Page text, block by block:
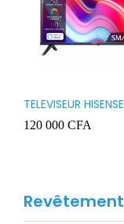
TELEVISEUR
LED SMART VIDAA
120 000 CFA